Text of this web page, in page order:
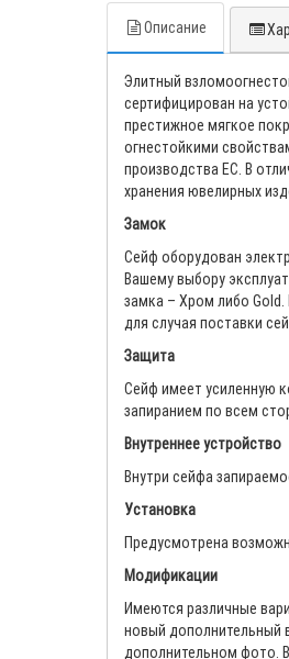
Описание
Элитный
сертифицирован на
престижное мягкое
огнестойкими
производства ЕС. В
хранения ювелирных
Замок
Сейф оборудован
Вашему выбору
замка – Хром либо
для случая поставки
Защита
Сейф имеет усиленную
запиранием по всем
Внутреннее устройство
Внутри сейфа
Установка
Предусмотрена
Модификации
Имеются различные
новый дополнительный
дополнительном фото.